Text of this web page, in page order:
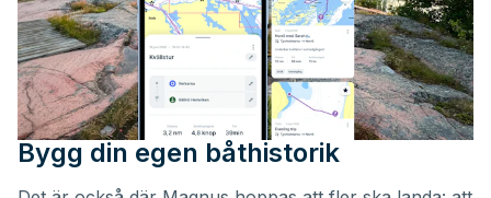
Bygg din egen båthistorik